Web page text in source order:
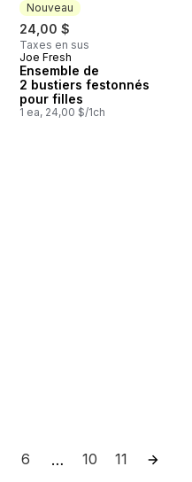
Nouveau
24,00 $
Taxes en sus
Nouveau
Joe Fresh
Ensemble de
2 bustiers festonnés
pour filles
1 ea, 24,00 $/1ch
détails du produit
6 … 10 11